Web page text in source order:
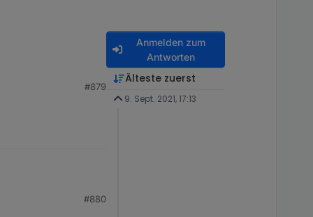
#879
#880
Anmelden zum
Antworten
Älteste zuerst
9. Sept. 2021, 17:13